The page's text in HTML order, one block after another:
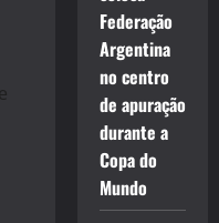
Federação
Argentina
no centro
de apuração
durante a
Copa do
Mundo